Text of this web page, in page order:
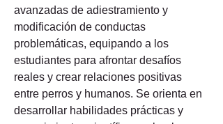
avanzadas de adiestramiento y
modificación de conductas
problemáticas, equipando a los
estudiantes para afrontar desafíos
reales y crear relaciones positivas
entre perros y humanos. Se orienta en
desarrollar habilidades prácticas y